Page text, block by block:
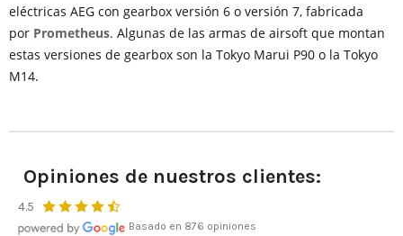
eléctricas AEG con gearbox versión 6 o versión 7, fabricada
por Prometheus. Algunas de las armas de airsoft que montan
estas versiones de gearbox son la Tokyo Marui P90 o la Tokyo
M14.
Opiniones de nuestros clientes:
4.5
Basado en 876 opiniones